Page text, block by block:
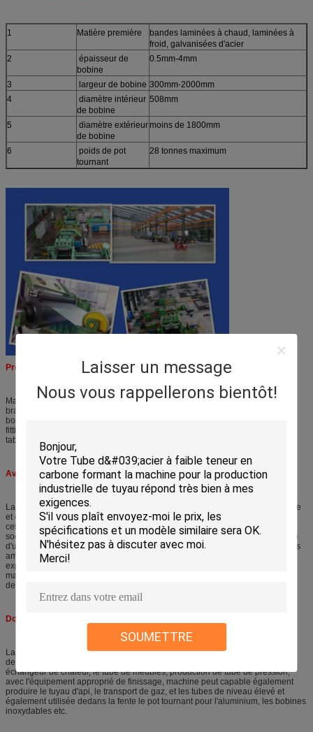
Laisser un message
Nous vous rappellerons bientôt!
SOUMETTRE
1 Matière première
bandes laminées à chaud, laminées à
froid, galvanisées d'acier
2
épaisseur de
bobine
0.5mm-4mm
3 largeur de bobine 300mm-2000mm
4
diamètre intérieur
de bobine
508mm
5
diamètre extérieur
de bobine
moins de 1800mm
6
poids de pot
tournant
28 tonnes maximum
Processus de fabrication
Machine fitting→pinching decoiler→Feeding →Carrying de plaque guide de
bras simple car→Hydraulic de bobine de Hyrdaulic, table→Tension de
bouclage shear→Curling de guidage de bouclage de machine→Back de
fitting→Disc de table→Side de shearing→Front de bobine
table→Recoiler→Discharging le contrôle control→Electric car→Hydraulic
Avantage de produit
La fente du processus est une industrie qui ont besoin de la machine qualifiée
et du lien expérimenté de technologie ensemble pour fabriquer les produits,
cette signifie que la machine et l'expérience sont les deux importantes, notre
société sont seulement la fabrication de machine de fente que l'auto-machine
d'utilisation pour produire fendre le pot tournant dans la grande quantité, nous
améliorent notre machine avec les courir pour obtenir la technologie
expérimentée. Choisissez-nous, vous sont obtiennent non seulement la
machine de nous, vous sont l'obtiennent également a éprouvé la technologie
de nous.
Dossier de ligne application de machine de fente :
La machine de fente sont dedans fente très utilisée la matière première pour
des tubes de construction, tubes de précision, tubes automatiques, barrière,
échangeur de chaleur, le tube de meubles, production de tube de pression,
avec l'équipement approprié de finissage, machine peut capable également
produire le tuyau d'api, le transport de gaz, et les tubes de niveau élevé et
également utilisée dedans la fente le pot tournant pour l'aluminium, les bobines
inoxydables etc.